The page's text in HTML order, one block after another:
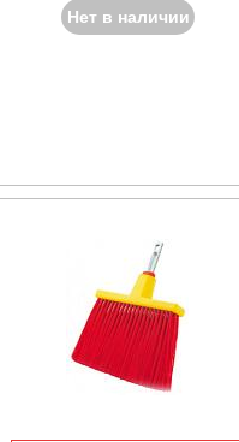
Нет в наличии